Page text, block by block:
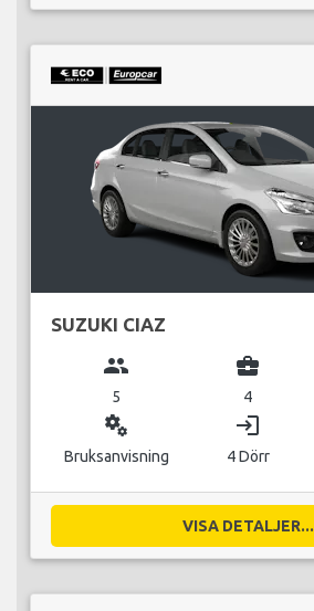
SUZUKI CIAZ
group
5
business_center
4
miscellaneous_services
Bruksanvisning
login
4 Dörr
VISA DETALJER...